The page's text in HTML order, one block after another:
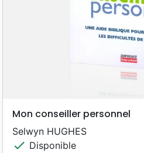
Mon conseiller personnel
Selwyn HUGHES
check Disponible